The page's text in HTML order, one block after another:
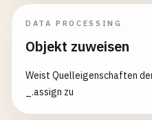
DATA PROCESSING
Objekt zuweisen
Weist Quelleigenschaften
_.assign zu